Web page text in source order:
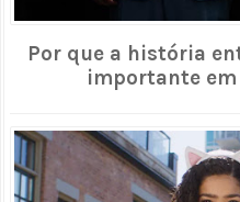
Por que a história
importante em